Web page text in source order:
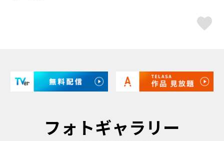
フォトギャラリー